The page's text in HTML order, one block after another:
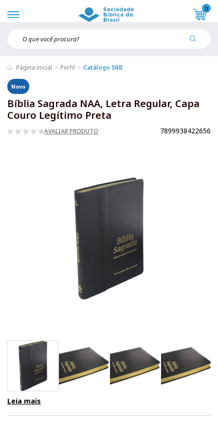
0
Página inicial Perfil Catálogo SBB
Novo
Bíblia Sagrada NAA, Letra Regular, Capa
Couro Legítimo Preta
AVALIAR PRODUTO 7899938422656
Leia mais